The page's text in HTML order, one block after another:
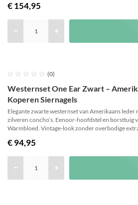
€ 154,95
     (0)
Westernset One Ear Zwart –
Koperen Siernagels
Elegante zwarte westernset van Amerikaans leder
zilveren concho’s. Eenoor-hoofdstel en borsttuig
Warmbloed. Vintage-look zonder overbodige
€ 94,95